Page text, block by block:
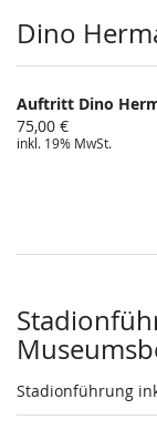
Dino
Auftritt Dino
75,00 €
inkl. 19% MwSt.
Stadionführung